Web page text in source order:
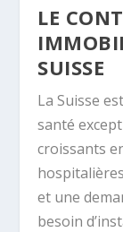
LE
SUISSE
La Suisse
santé
croissants
et une
besoin